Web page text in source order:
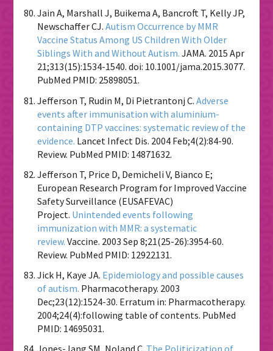
Jain A, Marshall J, Buikema A, Bancroft T, Kelly JP,
Newschaffer CJ. Autism Occurrence by MMR
Vaccine Status Among US Children With Older
Siblings With and Without Autism. JAMA. 2015 Apr
21;313(15):1534-1540. doi: 10.1001/jama.2015.3077.
PubMed PMID: 25898051.
Jefferson T, Rudin M, Di Pietrantonj C. Adverse
events after immunisation with aluminium-
containing DTP vaccines: systematic review of the
evidence. Lancet Infect Dis. 2004 Feb;4(2):84-90.
Review. PubMed PMID: 14871632.
Jefferson T, Price D, Demicheli V, Bianco E;
European Research Program for Improved Vaccine
Safety Surveillance (EUSAFEVAC)
Project. Unintended events following
immunization with MMR: a systematic
review. Vaccine. 2003 Sep 8;21(25-26):3954-60.
Review. PubMed PMID: 12922131.
Jick H, Kaye JA. Epidemiology and possible causes
of autism. Pharmacotherapy. 2003
Dec;23(12):1524-30. Erratum in: Pharmacotherapy.
2004;24(4):following table of contents. PubMed
PMID: 14695031.